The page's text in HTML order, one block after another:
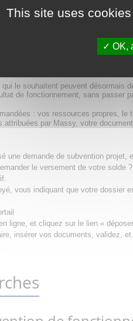
légal de l’association ou la fondation.
l’association s’engage à respecter
la liberté de conscience, l’égalité
le respect de la dignité humaine,
intégré en pièce jointe à votre dossier
le souhaitent peuvent désormais
de fonctionnement, sans passer
: vos ressources propres, le
attribuées par Massy, votre
une demande de subvention projet,
le versement de votre solde
vous indiquant que votre dossier
ligne, et cliquez sur le lien «
insérer vos documents, validez,
This site uses
OK,